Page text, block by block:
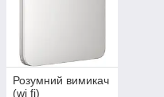
Розумний вимикач
(wi fi)